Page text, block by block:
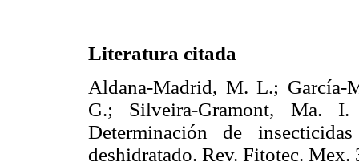
Literatura citada
Aldana-Madrid, M. L.; García-
G.; Silveira-Gramont, Ma.
Determinación de
deshidratado. Rev. Fitotec.